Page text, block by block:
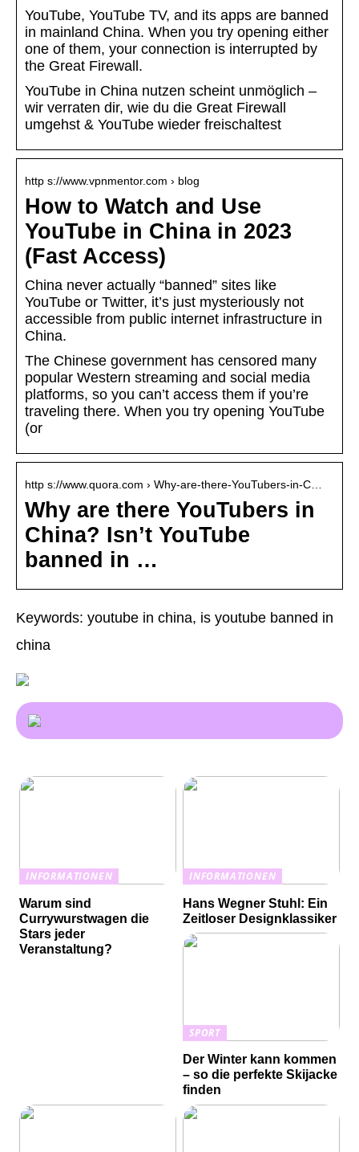
YouTube, YouTube TV, and its apps are banned
in mainland China. When you try opening either
one of them, your connection is interrupted by
the Great Firewall.
YouTube in China nutzen scheint unmöglich –
wir verraten dir, wie du die Great Firewall
umgehst & YouTube wieder freischaltest
http s://www.vpnmentor.com › blog
How to Watch and Use
YouTube in China in 2023
(Fast Access)
China never actually “banned” sites like
YouTube or Twitter, it’s just mysteriously not
accessible from public internet infrastructure in
China.
The Chinese government has censored many
popular Western streaming and social media
platforms, so you can’t access them if you’re
traveling there. When you try opening YouTube
(or
http s://www.quora.com › Why-are-there-YouTubers-in-C…
Why are there YouTubers in
China? Isn’t YouTube
banned in …
Keywords: youtube in china, is youtube banned in
china
INFORMATIONEN
Warum sind
Currywurstwagen die
Stars jeder
Veranstaltung?
INFORMATIONEN
Hans Wegner Stuhl: Ein
Zeitloser Designklassiker
SPORT
Der Winter kann kommen
– so die perfekte Skijacke
finden